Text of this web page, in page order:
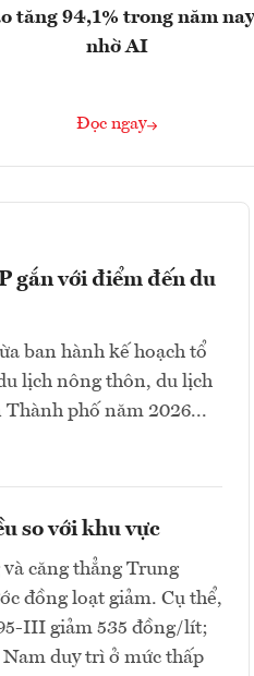
tăng 94,1% trong năm nay
nhờ AI
Đọc ngay
gắn với điểm đến du
ban hành kế hoạch tổ
lịch nông thôn, du lịch
Thành phố năm 2026...
so với khu vực
căng thẳng Trung
đồng loạt giảm. Cụ thể,
III giảm 535 đồng/lít;
duy trì ở mức thấp